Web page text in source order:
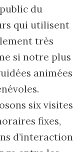
du
qui utilisent
très
si notre plus
animées
six visites
fixes,
d’interaction